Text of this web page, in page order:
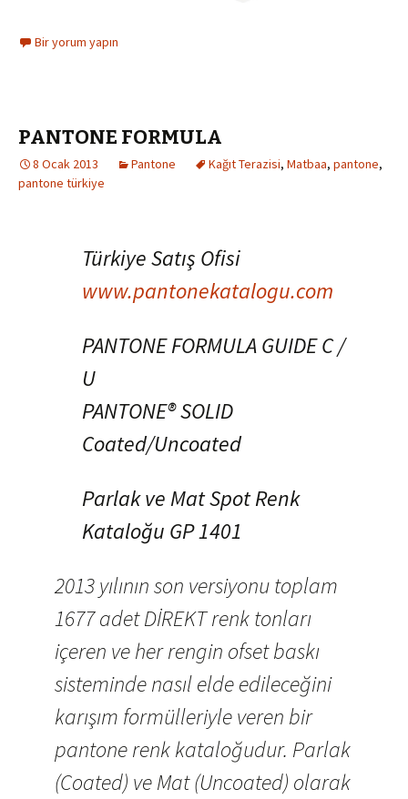
Bir yorum yapın
PANTONE FORMULA
8 Ocak 2013 Pantone Kağıt Terazisi, Matbaa, pantone,
pantone türkiye
Türkiye Satış Ofisi
www.pantonekatalogu.com
PANTONE FORMULA GUIDE C /
U
PANTONE® SOLID
Coated/Uncoated
Parlak ve Mat Spot Renk
Kataloğu GP 1401
2013 yılının son versiyonu toplam
1677 adet DİREKT renk tonları
içeren ve her rengin ofset baskı
sisteminde nasıl elde edileceğini
karışım formülleriyle veren bir
pantone renk kataloğudur. Parlak
(Coated) ve Mat (Uncoated) olarak